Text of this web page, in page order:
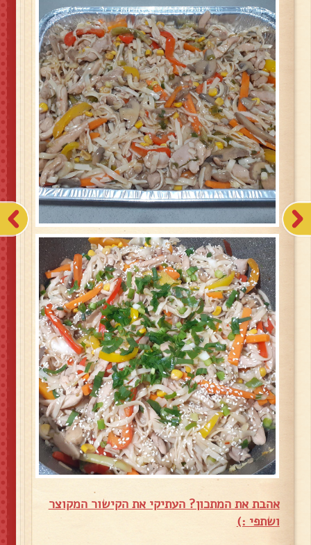
אהבת את המתכון? העתיקי את הקישור המקוצר
ושתפי :)